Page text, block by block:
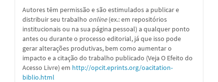
Autores têm permissão e são estimulados a publicar e
distribuir seu trabalho online(ex.: em repositórios
institucionais ou na sua página pessoal) a qualquer ponto
antes ou durante o processo editorial, já que isso pode
gerar alterações produtivas, bem como aumentar o
impacto e a citação do trabalho publicado (Veja O Efeito do
Acesso Livre) em http://opcit.eprints.org/oacitation-
biblio.html